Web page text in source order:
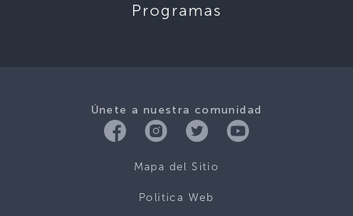
Programas
Únete a nuestra comunidad
Mapa del Sitio
Politica Web